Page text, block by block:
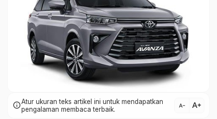
infoAtur ukuran teks artikel ini untuk mendapatkan
pengalaman membaca terbaik.
text_decrease text_increase